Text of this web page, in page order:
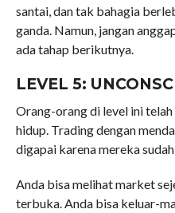
santai, dan tak bahagia
ganda. Namun, jangan
ada tahap berikutnya.
LEVEL 5:
Orang-orang di level ini
hidup. Trading dengan
digapai karena mereka sudah
Anda bisa melihat market
terbuka. Anda bisa keluar-